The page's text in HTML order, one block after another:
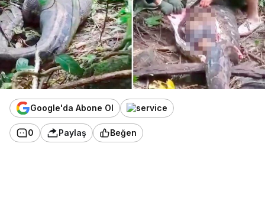
Google'da Abone Ol
0 Paylaş Beğen